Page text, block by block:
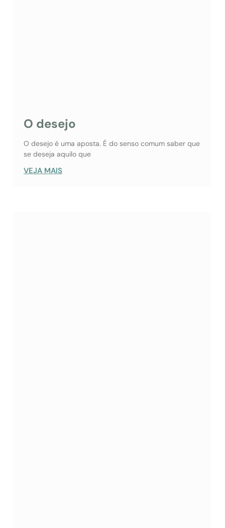
O desejo
O desejo é uma aposta. É do senso comum saber que
se deseja aquilo que
VEJA MAIS